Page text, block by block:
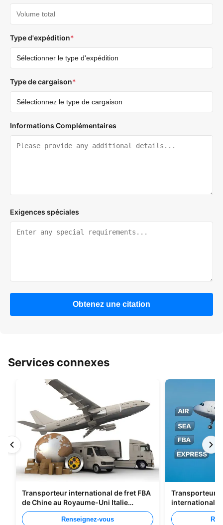
Type d'expédition*
Type de cargaison*
Informations Complémentaires
Exigences spéciales
Obtenez une citation
Services connexes
Transporteur international de fret FBA
de Chine au Royaume-Uni Italie
Portugal
Renseignez-vous
Transporteurs
international
Shenzhen